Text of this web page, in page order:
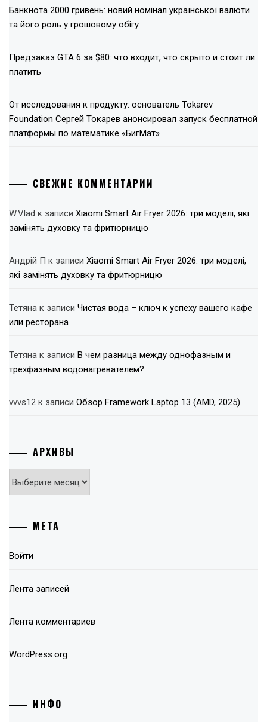
Банкнота 2000 гривень: новий номінал української валюти
та його роль у грошовому обігу
Предзаказ GTA 6 за $80: что входит, что скрыто и стоит ли
платить
От исследования к продукту: основатель Tokarev
Foundation Сергей Токарев анонсировал запуск бесплатной
платформы по математике «БигМат»
СВЕЖИЕ КОММЕНТАРИИ
W.Vlad к записи Xiaomi Smart Air Fryer 2026: три моделі, які
замінять духовку та фритюрницю
Андрій П к записи Xiaomi Smart Air Fryer 2026: три моделі,
які замінять духовку та фритюрницю
Тетяна к записи Чистая вода – ключ к успеху вашего кафе
или ресторана
Тетяна к записи В чем разница между однофазным и
трехфазным водонагревателем?
vvvs12 к записи Обзор Framework Laptop 13 (AMD, 2025)
АРХИВЫ
Архивы
МЕТА
Войти
Лента записей
Лента комментариев
WordPress.org
ИНФО